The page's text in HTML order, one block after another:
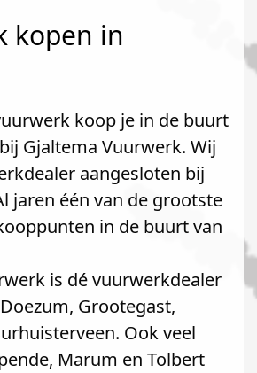
kopen in
koop je in de buurt
Gjaltema Vuurwerk. Wij
aangesloten bij
jaren één van de grootste
in de buurt van
is dé vuurwerkdealer
Grootegast,
Ook veel
Marum en Tolbert